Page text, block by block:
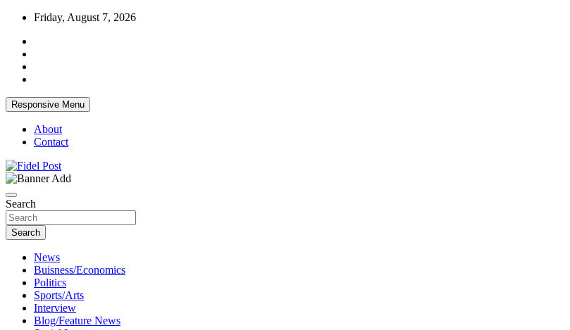
Skip
content
Friday, August 7, 2026
Responsive Menu
About
Contact
Fidel Post
Search
Search
News
Buisness/Economics
Politics
Sports/Arts
Interview
Blog/Feature News